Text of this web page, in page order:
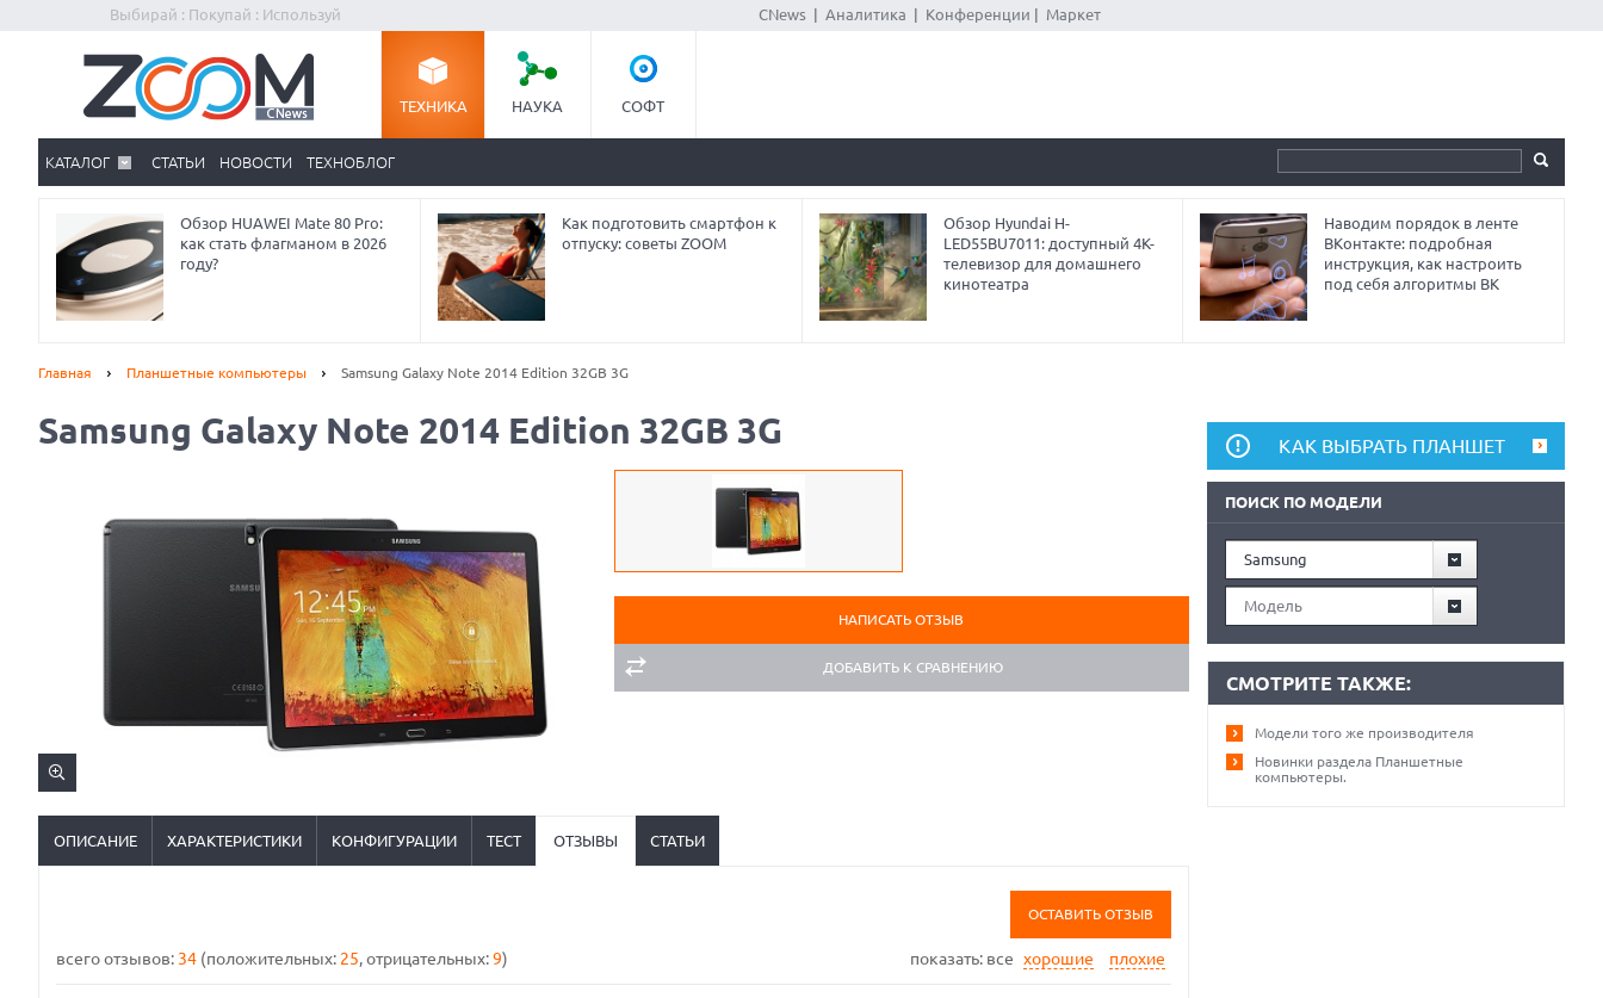
Выбирай : Покупай : Используй CNews| Аналитика Конференции Маркет
ТЕХНИКА НАУКА СОФТ
КАТАЛОГ СТАТЬИ НОВОСТИ ТЕХНОБЛОГ
Обзор HUAWEI Mate 80 Pro:
как стать флагманом в 2026
году?
Как подготовить смартфон к
отпуску: советы ZOOM
Обзор Hyundai H-
LED55BU7011: доступный 4K-
телевизор для домашнего
кинотеатра
Наводим порядок в ленте
ВКонтакте: подробная
инструкция, как настроить
под себя алгоритмы ВК
Главная Планшетные компьютеры Samsung Galaxy Note 2014 Edition 32GB 3G
Samsung Galaxy Note 2014 Edition 32GB 3G
НАПИСАТЬ ОТЗЫВ
ДОБАВИТЬ К СРАВНЕНИЮ
ОПИСАНИЕ ХАРАКТЕРИСТИКИ КОНФИГУРАЦИИ ТЕСТ ОТЗЫВЫ СТАТЬИ
ОСТАВИТЬ ОТЗЫВ
показать: все хорошие плохие
всего отзывов: 34 (положительных: 25, отрицательных:9)
КАК ВЫБРАТЬ ПЛАНШЕТ
ПОИСК ПО МОДЕЛИ
Samsung
Модель
СМОТРИТЕ ТАКЖЕ:
Модели того же производителя
Новинки раздела Планшетные
компьютеры.